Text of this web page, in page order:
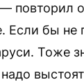
повторил
Если бы
Тоже